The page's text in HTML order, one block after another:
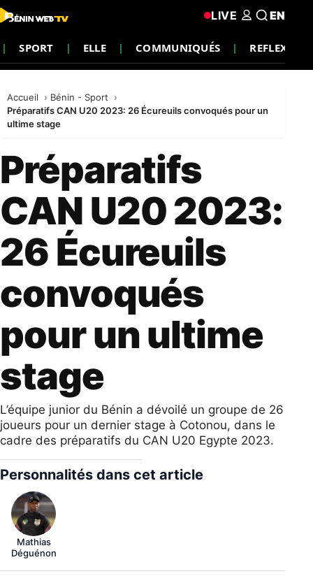
SPORT ELLE COMMUNIQUÉS REFLEXION
LIVE EN
Accueil
Bénin - Sport
Préparatifs CAN U20 2023: 26 Écureuils convoqués pour un
ultime stage
Préparatifs
CAN U20 2023:
26 Écureuils
convoqués
pour un ultime
stage
L’équipe junior du Bénin a dévoilé un groupe de 26
joueurs pour un dernier stage à Cotonou, dans le
cadre des préparatifs du CAN U20 Egypte 2023.
Personnalités dans cet article
Mathias
Déguénon